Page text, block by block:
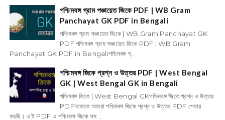
পশ্চিমবঙ্গ গ্রাম পঞ্চায়েত জিকে PDF | WB Gram
Panchayat GK PDF in Bengali
পশ্চিমবঙ্গ গ্রাম পঞ্চায়েত জিকে | WB Gram Panchayat GK
PDF পশ্চিমবঙ্গ গ্রাম পঞ্চায়েত জিকে PDF | WB Gram
Panchayat GK PDF in Bengaliপশ্চিমবঙ্গ গ্...
পশ্চিমবঙ্গ জিকে প্রশ্ন ও উত্তর PDF | West Bengal
GK | West Bengal GK in Bengali
পশ্চিমবঙ্গ জিকে | West Bengal GKপশ্চিমবঙ্গ জিকে প্রশ্ন ও উত্তর
PDFআজকে আমরা পশ্চিমবঙ্গ জিকে প্রশ্ন ও উত্তর PDF শেয়ার
করছি। এই PDF এ পশ্চিমবঙ্গ জিকে সম...